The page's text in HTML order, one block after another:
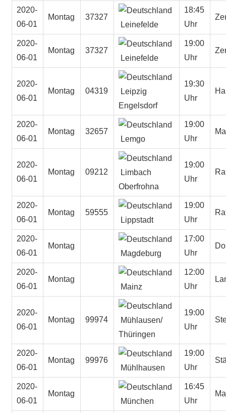
2020-
06-01
Montag
37327
Leinefelde
18:45
Uhr
2020-
06-01
Montag
37327
Leinefelde
19:00
Uhr
2020-
06-01
Montag 04319
Leipzig
Engelsdorf
19:30
Uhr
2020-
06-01
Montag
32657
Lemgo
19:00
Uhr
2020-
06-01
Montag 09212
Limbach
Oberfrohna
19:00
Uhr
2020-
06-01
Montag
59555
Lippstadt
19:00
Uhr
2020-
06-01
Montag
Magdeburg
17:00
Uhr
2020-
06-01
Montag
Mainz
12:00
Uhr
2020-
06-01
Montag 99974
Mühlausen/
Thüringen
19:00
Uhr
2020-
06-01
Montag
99976
Mühlhausen
19:00
Uhr
2020-
06-01
Montag
München
16:45
Uhr